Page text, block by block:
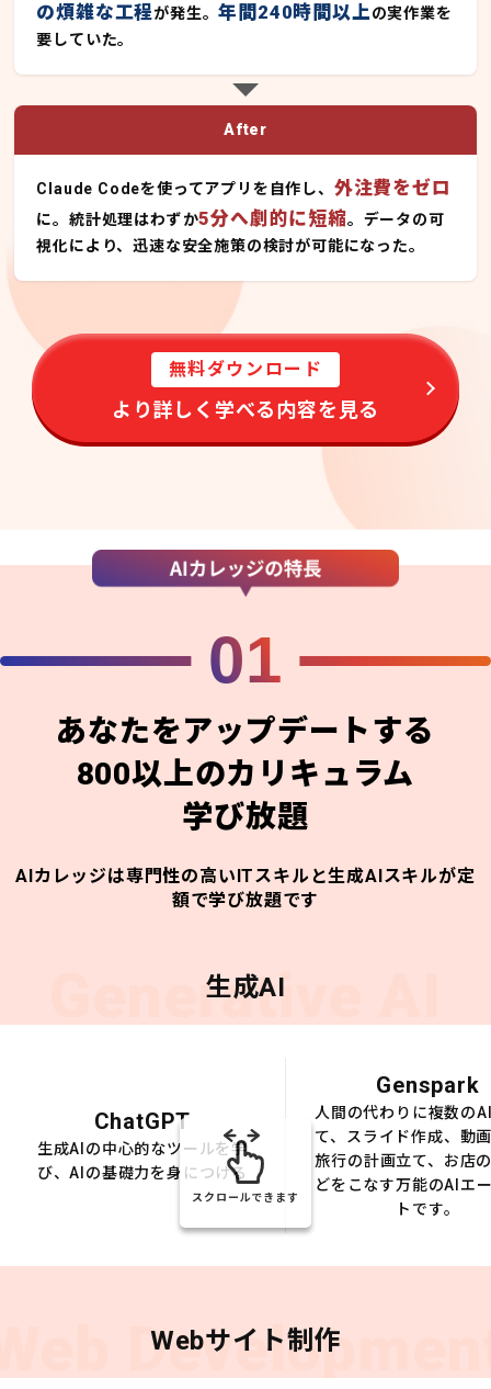
の煩雑な工程が発生。年間240時間以上の実作業を
要していた。
After
Claude Codeを使ってアプリを自作し、 外注費をゼロ
に。統計処理はわずか5分へ劇的に短縮。データの可
視化により、迅速な安全施策の検討が可能になった。
無料ダウンロード
より詳しく学べる内容を見る
01
あなたをアップデートする
800以上のカリキュラム
学び放題
AIカレッジは専門性の高いITスキルと生成AIスキルが定
額で学び放題です
Generative AI
生成AI
ChatGPT
生成AIの中心的なツールを学
び、AIの基礎力を身につける
Genspark
人間の代わりに複数の
て、スライド作成、動
旅行の計画立て、お店
どをこなす万能のAIエ
トです。
スクロールできます
Webサイト制作